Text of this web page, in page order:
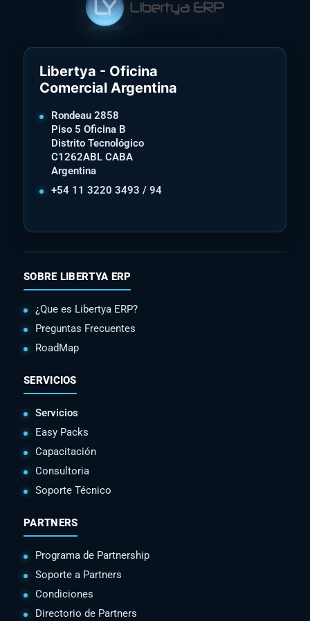
Libertya - Oficina
Comercial Argentina
Rondeau 2858
Piso 5 Oficina B
Distrito Tecnológico
C1262ABL CABA
Argentina
+54 11 3220 3493 / 94
SOBRE LIBERTYA ERP
¿Que es Libertya ERP?
Preguntas Frecuentes
RoadMap
SERVICIOS
Servicios
Easy Packs
Capacitación
Consultoria
Soporte Técnico
PARTNERS
Programa de Partnership
Soporte a Partners
Condiciones
Directorio de Partners